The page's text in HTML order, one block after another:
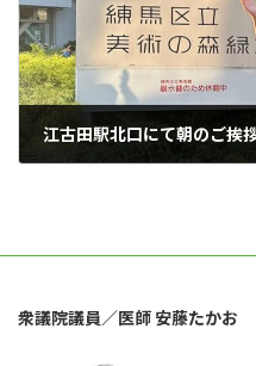
江古田駅北口にて朝のご挨
衆議院議員／医師 安藤たかお